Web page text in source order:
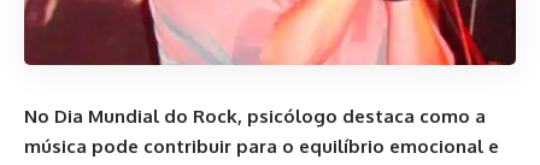
No Dia Mundial do Rock, psicólogo destaca como a
música pode contribuir para o equilíbrio emocional e